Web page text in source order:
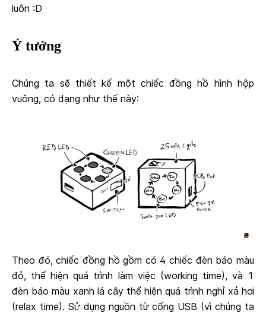
luôn :D
Ý tưởng
Chúng ta sẽ thiết kế một chiếc đồng hồ hình hộp
vuông, có dạng như thế này:
Theo đó, chiếc đồng hồ gồm có 4 chiếc đèn báo màu
đỏ, thể hiện quá trình làm việc (working time), và 1
đèn báo màu xanh lá cây thể hiện quá trình nghỉ xả hơi
(relax time). Sử dụng nguồn từ cổng USB (vì chúng ta